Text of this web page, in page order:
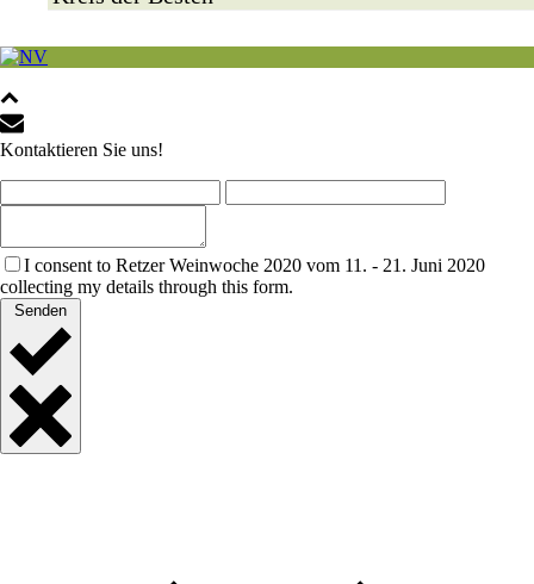
Kontaktieren Sie uns!
I consent to Retzer Weinwoche 2020 vom 11. - 21. Juni 2020
collecting my details through this form.
Senden